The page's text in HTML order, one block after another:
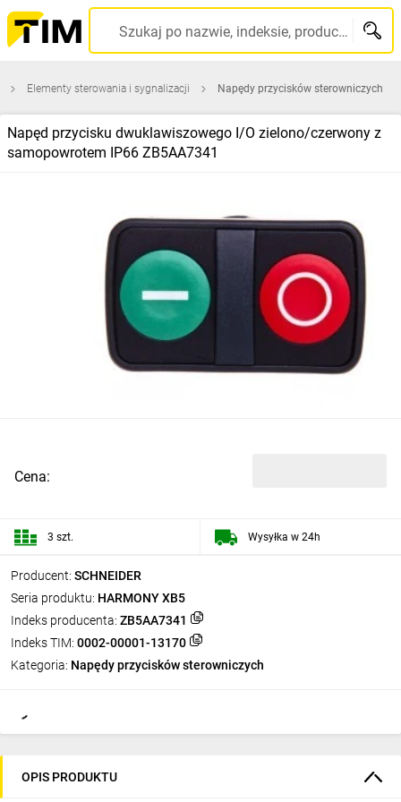
Szukaj po nazwie, indeksie, producencie, kodzie kreskowym...
Elementy sterowania i sygnalizacji Napędy przycisków sterowniczych
Napęd przycisku dwuklawiszowego I/O zielono/czerwony z
samopowrotem IP66 ZB5AA7341
Producent: SCHNEIDER
Seria produktu: HARMONY XB5
Indeks producenta: ZB5AA7341
Indeks TIM: 0002-00001-13170
Kategoria: Napędy przycisków sterowniczych
Cena:
3 szt. Wysyłka w 24h
OPIS PRODUKTU